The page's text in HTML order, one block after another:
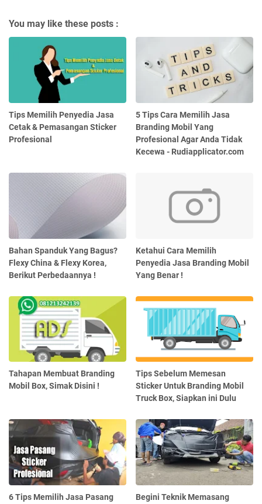
You may like these posts :
Tips Memilih Penyedia Jasa
Cetak & Pemasangan Sticker
Profesional
5 Tips Cara Memilih Jasa
Branding Mobil Yang
Profesional Agar Anda Tidak
Kecewa - Rudiapplicator.com
Bahan Spanduk Yang Bagus?
Flexy China & Flexy Korea,
Berikut Perbedaannya !
Ketahui Cara Memilih
Penyedia Jasa Branding Mobil
Yang Benar !
Tahapan Membuat Branding
Mobil Box, Simak Disini !
Tips Sebelum Memesan
Sticker Untuk Branding Mobil
Truck Box, Siapkan ini Dulu
6 Tips Memilih Jasa Pasang
Begini Teknik Memasang